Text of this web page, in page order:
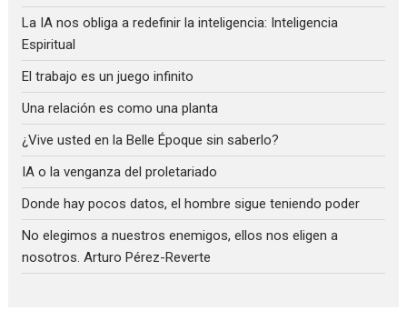
La IA nos obliga a redefinir la inteligencia: Inteligencia
Espiritual
El trabajo es un juego infinito
Una relación es como una planta
¿Vive usted en la Belle Époque sin saberlo?
IA o la venganza del proletariado
Donde hay pocos datos, el hombre sigue teniendo poder
No elegimos a nuestros enemigos, ellos nos eligen a
nosotros. Arturo Pérez-Reverte